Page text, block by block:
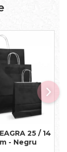
25 / 14
- Negru